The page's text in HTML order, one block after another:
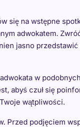
się na wstępne
adwokatem.
jasno
w
abyś czuł się
wątpliwości.
podjęciem